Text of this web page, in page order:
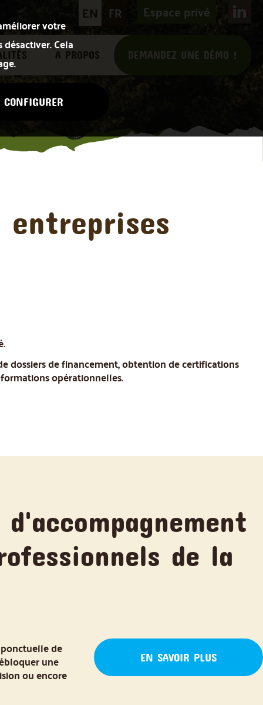
votre
Cela
CONFIGURER
Espace privé
EN FR
A PROPOS DEMANDEZ UNE DÉMO !
entreprises
dossiers de financement, obtention de certifications
opérationnelles.
de la
de
une
ou encore
EN SAVOIR PLUS